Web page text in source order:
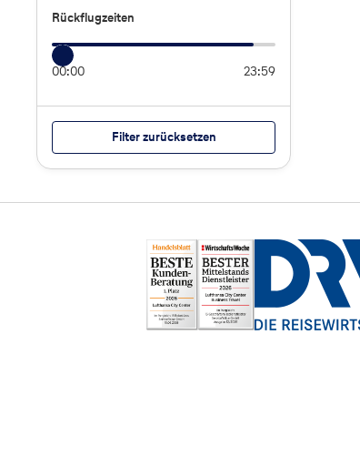
Rückflugzeiten
Rückflugzeiten
00:00 23:59
Filter zurücksetzen